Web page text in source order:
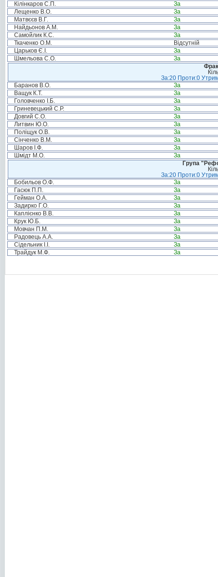
Кілінкаров С.П.
За
Лещенко В.О.
За
Матвєєв В.Г.
За
Найдьонов А.М.
За
Самойлик К.С.
За
Ткаченко О.М.
Відсутній
Царьков Є.І.
За
Шмельова С.О.
За
За:20 Проти:0
Баранов В.О.
За
Ващук К.Т.
За
Головченко І.Б.
За
Гриневецький С.Р.
За
Довгий С.О.
За
Литвин Ю.О.
За
Поліщук О.В.
За
Сінченко В.М.
За
Шаров І.Ф.
За
Шмідт М.О.
За
Група
За:20 Проти:0
Бобильов О.Ф.
За
Гасюк П.П.
За
Гейман О.А.
За
Задирко Г.О.
За
Каплієнко В.В.
За
Крук Ю.Б.
За
Мовчан П.М.
За
Радовець А.А.
За
Сідельник І.І.
За
Трайдук М.Ф.
За